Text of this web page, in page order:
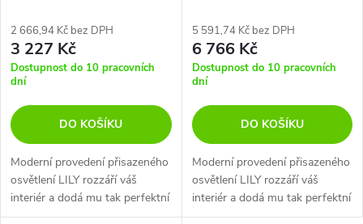
2 666,94 Kč bez DPH
3 227 Kč
Dostupnost do 10 pracovních
dní
DO KOŠÍKU
Moderní provedení přisazeného
osvětlení LILY rozzáří váš
interiér a dodá mu tak perfektní
vzhled
5 591,74 Kč bez DPH
6 766 Kč
Dostupnost do 10 pracovních
dní
DO KOŠÍKU
Moderní provedení přisazeného
osvětlení LILY rozzáří váš
interiér a dodá mu tak perfektní
vzhled